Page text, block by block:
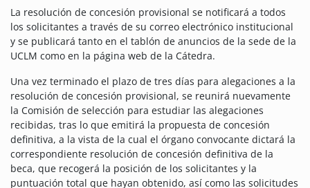
La resolución de concesión provisional se notificará a todos
los solicitantes a través de su correo electrónico institucional
y se publicará tanto en el tablón de anuncios de la sede de la
UCLM como en la página web de la Cátedra.
Una vez terminado el plazo de tres días para alegaciones a la
resolución de concesión provisional, se reunirá nuevamente
la Comisión de selección para estudiar las alegaciones
recibidas, tras lo que emitirá la propuesta de concesión
definitiva, a la vista de la cual el órgano convocante dictará la
correspondiente resolución de concesión definitiva de la
beca, que recogerá la posición de los solicitantes y la
puntuación total que hayan obtenido, así como las solicitudes